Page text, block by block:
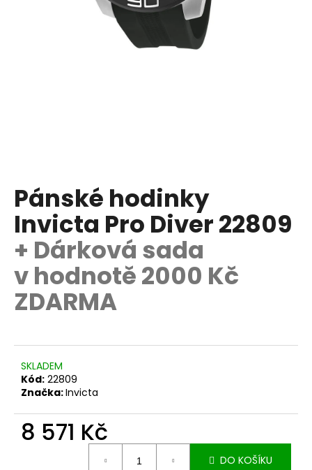
Pánské hodinky
Invicta Pro Diver 22809
+ Dárková sada
v hodnotě 2000 Kč
ZDARMA
SKLADEM
Kód: 22809
Značka:Invicta
8 571 Kč
DO KOŠÍKU
D
o
p
o
r
u
č
j
e
m
e